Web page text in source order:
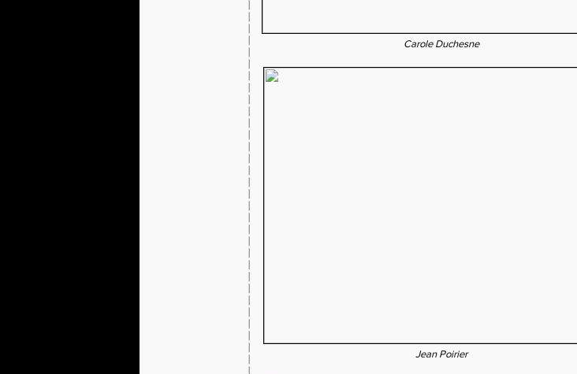
Carole Duchesne
Jean Poirier